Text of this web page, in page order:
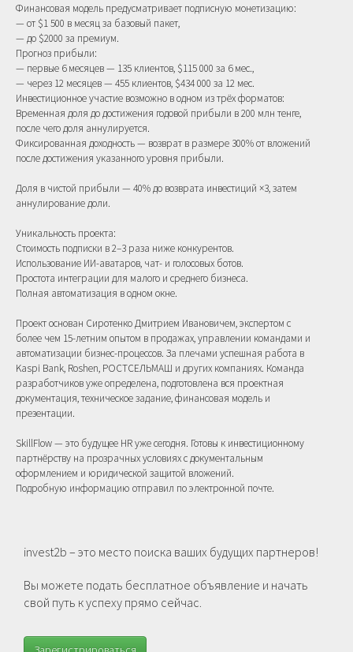
Финансовая модель предусматривает подписную монетизацию:
— от $1 500 в месяц за базовый пакет,
— до $2000 за премиум.
Прогноз прибыли:
— первые 6 месяцев — 135 клиентов, $115 000 за 6 мес.,
— через 12 месяцев — 455 клиентов, $434 000 за 12 мес.
Инвестиционное участие возможно в одном из трёх форматов:
Временная доля до достижения годовой прибыли в 200 млн тенге,
после чего доля аннулируется.
Фиксированная доходность — возврат в размере 300% от вложений
после достижения указанного уровня прибыли.
Доля в чистой прибыли — 40% до возврата инвестиций ×3, затем
аннулирование доли.
Уникальность проекта:
Стоимость подписки в 2–3 раза ниже конкурентов.
Использование ИИ-аватаров, чат- и голосовых ботов.
Простота интеграции для малого и среднего бизнеса.
Полная автоматизация в одном окне.
Проект основан Сиротенко Дмитрием Ивановичем, экспертом с
более чем 15-летним опытом в продажах, управлении командами и
автоматизации бизнес-процессов. За плечами успешная работа в
Kaspi Bank, Roshen, РОСТСЕЛЬМАШ и других компаниях. Команда
разработчиков уже определена, подготовлена вся проектная
документация, техническое задание, финансовая модель и
презентации.
SkillFlow — это будущее HR уже сегодня. Готовы к инвестиционному
партнёрству на прозрачных условиях с документальным
оформлением и юридической защитой вложений.
Подробную информацию отправил по электронной почте.
invest2b – это место поиска ваших будущих партнеров!
Вы можете подать бесплатное объявление и начать
свой путь к успеху прямо сейчас.